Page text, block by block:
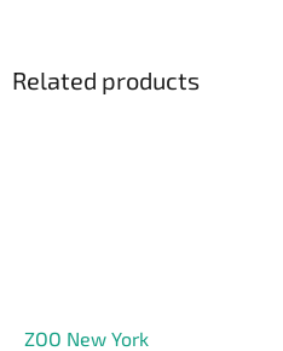
Related products
ZOO New York